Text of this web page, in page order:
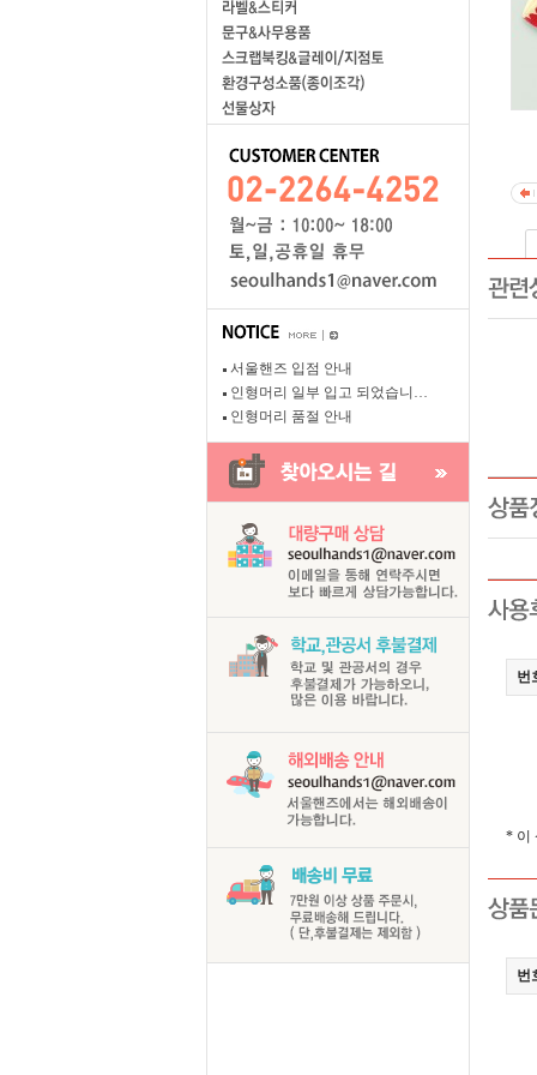
서울핸즈 입점 안내
인형머리 일부 입고 되었습니…
인형머리 품절 안내
번
* 이
번